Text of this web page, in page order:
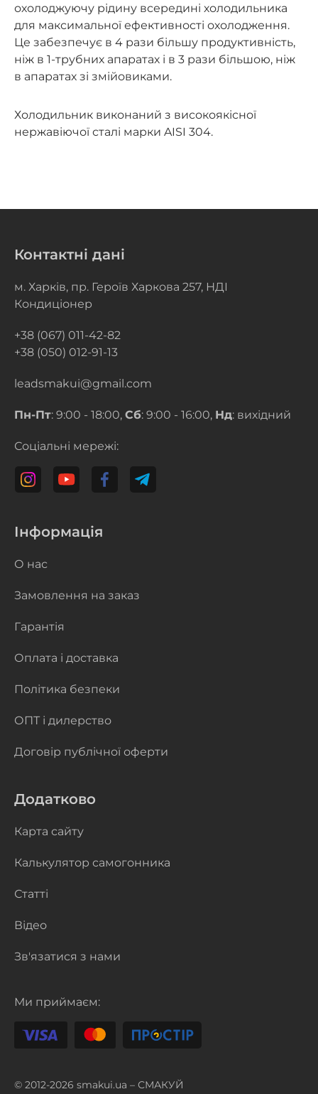
охолоджуючу рідину всередині холодильника
для максимальної ефективності охолодження.
Це забезпечує в 4 рази більшу продуктивність,
ніж в 1-трубних апаратах і в 3 рази більшою, ніж
в апаратах зі змійовиками.
Холодильник виконаний з високоякісної
нержавіючої сталі марки AISI 304.
Контактні дані
м. Харків, пр. Героїв Харкова 257, НДІ
Кондиціонер
+38 (067) 011-42-82
+38 (050) 012-91-13
leadsmakui@gmail.com
Пн-Пт: 9:00 - 18:00, Сб: 9:00 - 16:00, Нд: вихідний
Соціальні мережі:
Інформація
О нас
Замовлення на заказ
Гарантія
Оплата і доставка
Політика безпеки
ОПТ і дилерство
Договір публічної оферти
Додатково
Карта сайту
Калькулятор самогонника
Статті
Відео
Зв'язатися з нами
Ми приймаєм:
© 2012-2026 smakui.ua – СМАКУЙ